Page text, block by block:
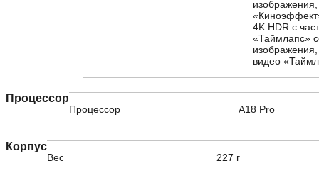
4K HDR с
«Таймлапс»
видео
Процессор
Процессор A18 Pro
Корпус
Вес 227 г